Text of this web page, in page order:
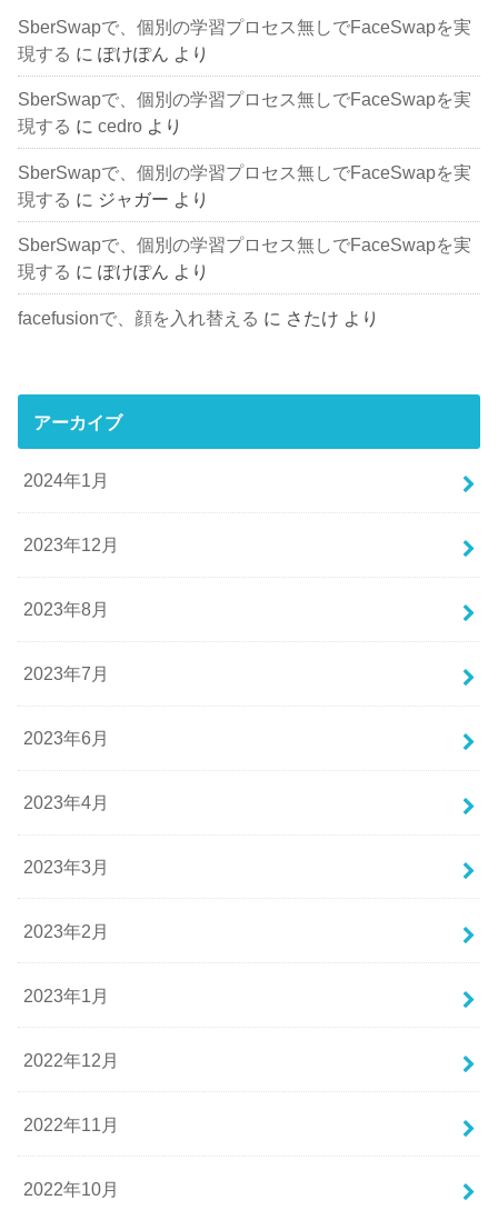
SberSwapで、個別の学習プロセス無しでFaceSwapを実
現する にぽけぽん より
SberSwapで、個別の学習プロセス無しでFaceSwapを実
現する にcedro より
SberSwapで、個別の学習プロセス無しでFaceSwapを実
現する に ジャガー より
SberSwapで、個別の学習プロセス無しでFaceSwapを実
現する にぽけぽん より
facefusionで、顔を入れ替える に さたけ より
アーカイブ
2024年1月
2023年12月
2023年8月
2023年7月
2023年6月
2023年4月
2023年3月
2023年2月
2023年1月
2022年12月
2022年11月
2022年10月